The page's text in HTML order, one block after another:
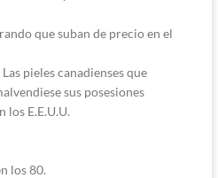
que suban de precio en el
pieles canadienses que
sus posesiones
los E.E.U.U.
los 80.